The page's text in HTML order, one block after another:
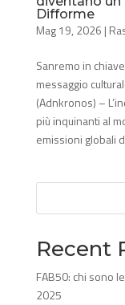
Difforme
Mag 19, 2026 |
Sanremo in
messaggio
(Adnkronos) –
più inquinanti al
emissioni globali
Recent
FAB50: chi sono
2025